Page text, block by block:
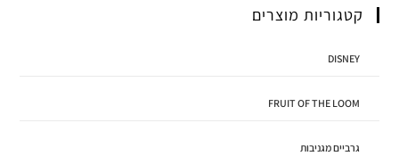
קטגוריות מוצרים
DISNEY
FRUIT OF THE LOOM
גרביים מגניבות